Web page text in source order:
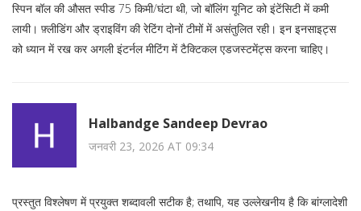
स्पिन बॉल की औसत स्पीड 75 किमी/घंटा थी, जो बॉलिंग यूनिट को इंटेंसिटी में कमी
लायी। फ़्लीडिंग और ड्राइविंग की रेटिंग दोनों टीमों में असंतुलित रही। इन इनसाइट्स
को ध्यान में रख कर अगली इंटर्नल मीटिंग में टैक्टिकल एडजस्टमेंट्स करना चाहिए।
Halbandge Sandeep Devrao
जनवरी 23, 2026 AT 09:34
प्रस्तुत विश्लेषण में प्रयुक्त शब्दावली सटीक है; तथापि, यह उल्लेखनीय है कि बांग्लादेशी